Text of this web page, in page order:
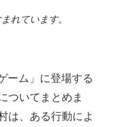
れています。
ーム」に登場する
ついてまとめま
は、ある行動によ